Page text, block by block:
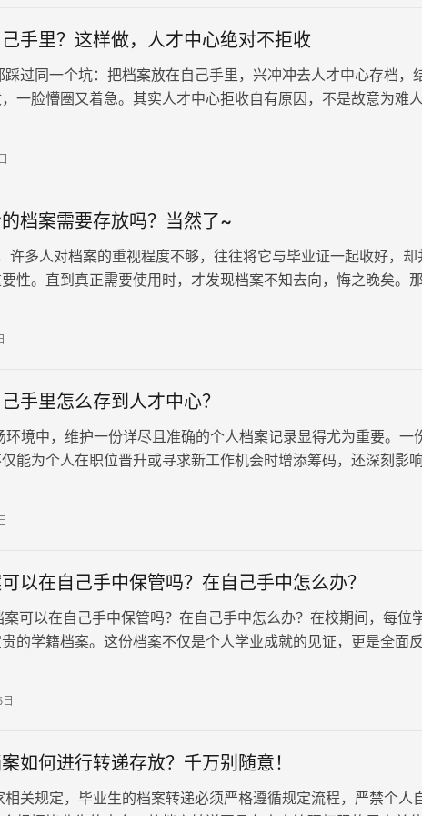
手里？这样做，人才中心绝对不拒收
过同一个坑：把档案放在自己手里，兴冲冲去人才中心存档，
一脸懵圈又着急。其实人才中心拒收自有原因，不是故意为难
档案需要存放吗？当然了~
多人对档案的重视程度不够，往往将它与毕业证一起收好，却
性。直到真正需要使用时，才发现档案不知去向，悔之晚矣。那
手里怎么存到人才中心？
环境中，维护一份详尽且准确的个人档案记录显得尤为重要。一
能为个人在职位晋升或寻求新工作机会时增添筹码，还深刻影
存到人才中心？
以在自己手中保管吗？在自己手中怎么办？
以在自己手中保管吗？在自己手中怎么办？在校期间，每位
的学籍档案。这份档案不仅是个人学业成就的见证，更是全面
如何进行转递存放？千万别随意！
关规定，毕业生的档案转递必须严格遵循规定流程，严禁个人